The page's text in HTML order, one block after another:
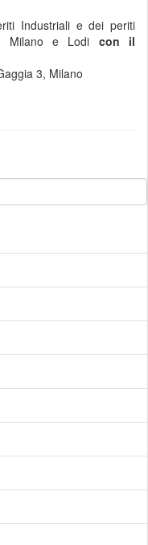
Industriali e dei periti
Milano e Lodi con il
3, Milano